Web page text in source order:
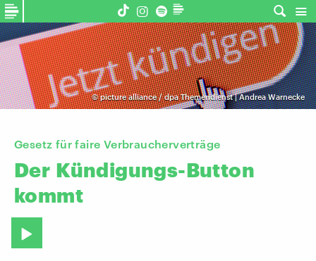
©picture alliance / dpa Themendienst | Andrea Warnecke
Gesetz für faire Verbraucherverträge
Der Kündigungs-Button
kommt